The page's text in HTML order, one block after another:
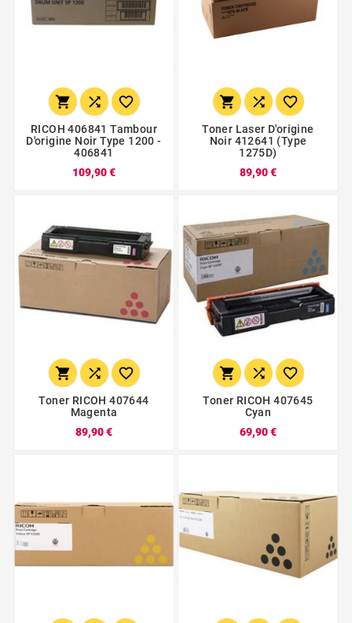
  
RICOH 406841 Tambour
D'origine Noir Type 1200 -
406841
109,90 €
  
Toner Laser D'origine
Noir 412641 (type
1275D)
89,90 €
  
Toner RICOH 407644
Magenta
89,90 €
  
Toner RICOH 407645
Cyan
69,90 €